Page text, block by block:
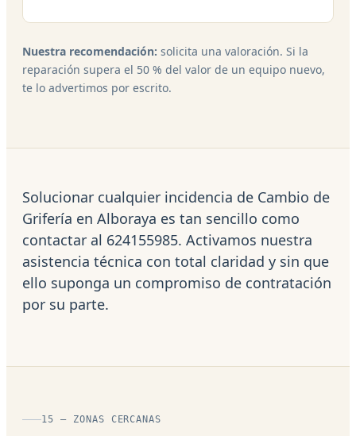
Nuestra recomendación: solicita una valoración. Si la
reparación supera el 50 % del valor de un equipo nuevo,
te lo advertimos por escrito.
Solucionar cualquier incidencia de Cambio de
Grifería en Alboraya es tan sencillo como
contactar al 624155985. Activamos nuestra
asistencia técnica con total claridad y sin que
ello suponga un compromiso de contratación
por su parte.
15 — ZONAS CERCANAS